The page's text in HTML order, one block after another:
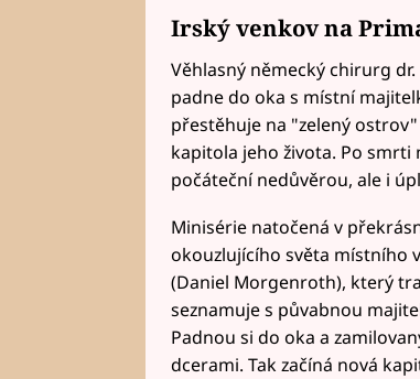
Irský venkov na
Věhlasný německý chirurg
padne do oka s místní
přestěhuje na "zelený
kapitola jeho života. Po
počáteční nedůvěrou, ale i
Minisérie natočená v
okouzlujícího světa místního
(Daniel Morgenroth), který
seznamuje s půvabnou
Padnou si do oka a
dcerami. Tak začíná nová